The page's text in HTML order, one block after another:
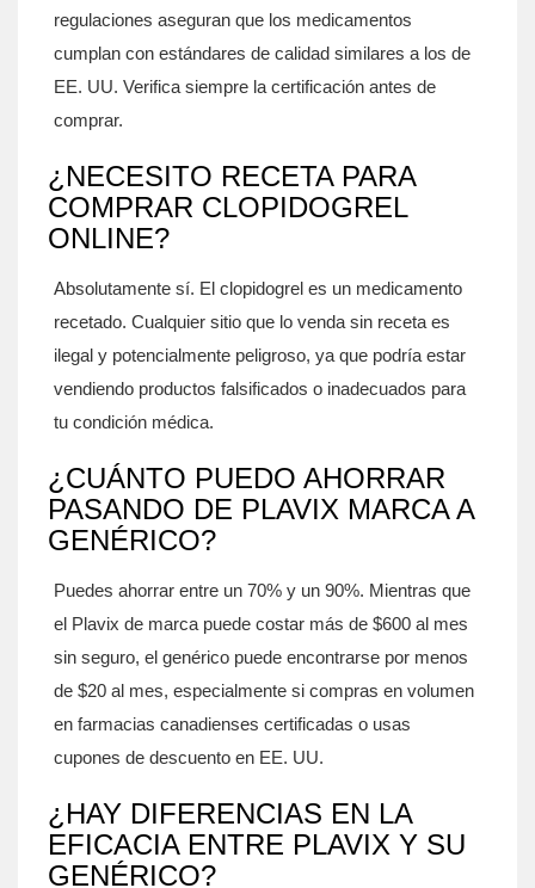
regulaciones aseguran que los medicamentos
cumplan con estándares de calidad similares a los de
EE. UU. Verifica siempre la certificación antes de
comprar.
¿NECESITO RECETA PARA
COMPRAR CLOPIDOGREL
ONLINE?
Absolutamente sí. El clopidogrel es un medicamento
recetado. Cualquier sitio que lo venda sin receta es
ilegal y potencialmente peligroso, ya que podría estar
vendiendo productos falsificados o inadecuados para
tu condición médica.
¿CUÁNTO PUEDO AHORRAR
PASANDO DE PLAVIX MARCA A
GENÉRICO?
Puedes ahorrar entre un 70% y un 90%. Mientras que
el Plavix de marca puede costar más de $600 al mes
sin seguro, el genérico puede encontrarse por menos
de $20 al mes, especialmente si compras en volumen
en farmacias canadienses certificadas o usas
cupones de descuento en EE. UU.
¿HAY DIFERENCIAS EN LA
EFICACIA ENTRE PLAVIX Y SU
GENÉRICO?